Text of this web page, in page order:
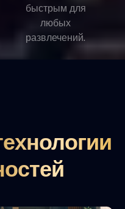
быстрым для
любых
развлечений.